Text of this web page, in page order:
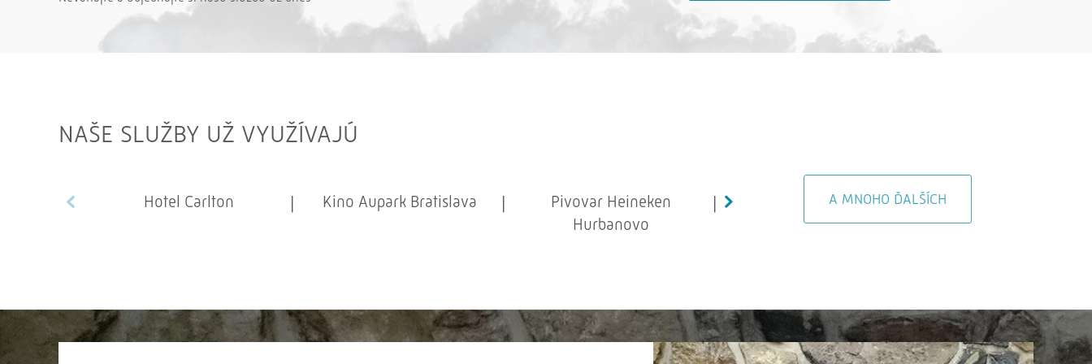
NAŠE SLUŽBY UŽ VYUŽÍVAJÚ
Hotel Carlton Kino Aupark Bratislava
Pivovar Heineken
Hurbanovo
AL Dente BratislavaA MNOHO ĎALŠÍCH